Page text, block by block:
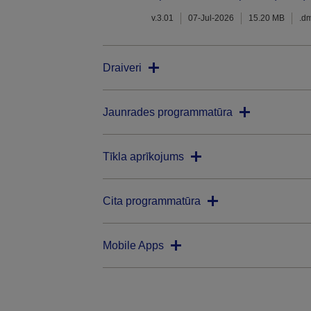
v.3.01 07-Jul-2026 15.20 MB
Draiveri
Jaunrades programmatūra
Tīkla aprīkojums
Cita programmatūra
Mobile Apps